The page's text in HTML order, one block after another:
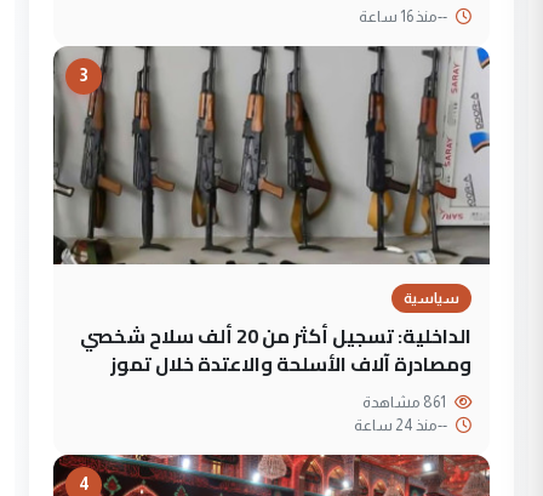
--منذ 16 ساعة
3
سياسية
الداخلية: تسجيل أكثر من 20 ألف سلاح شخصي
ومصادرة آلاف الأسلحة والاعتدة خلال تموز
--منذ 24 ساعة
4